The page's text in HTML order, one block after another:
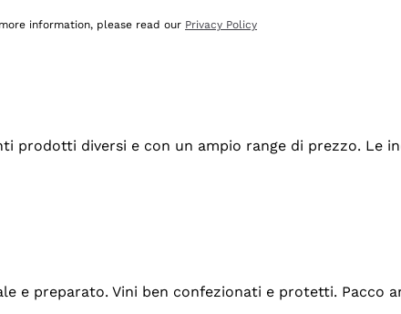
diversi e con un ampio range di prezzo. Le
e preparato. Vini ben confezionati e protetti. Pacco
information, please read our Privacy Policy